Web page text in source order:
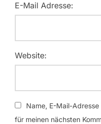
E-Mail Adresse:
Website:
Name, E-Mail-
für meinen nächsten